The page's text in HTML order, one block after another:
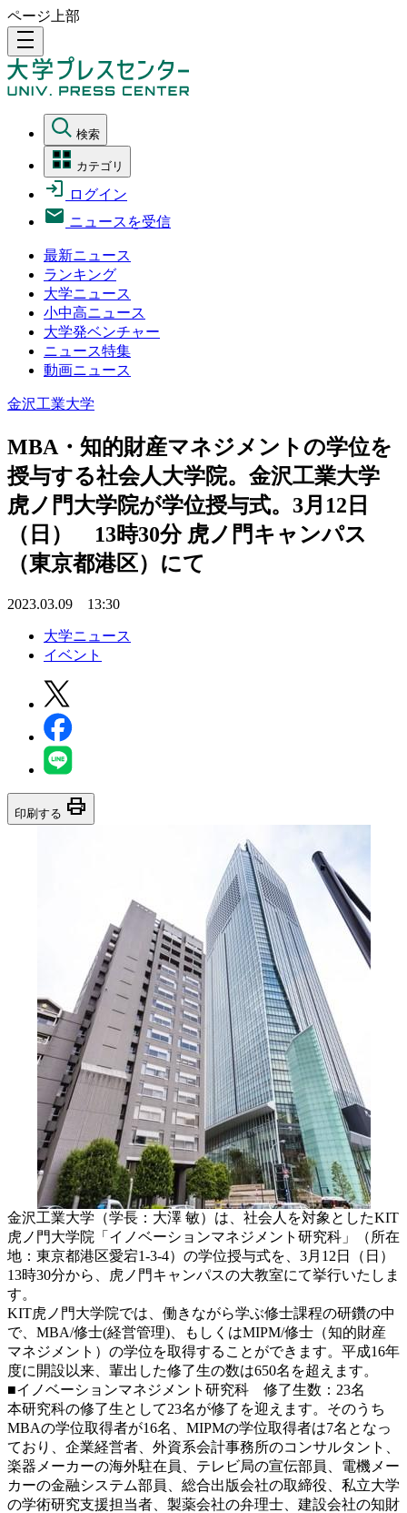
ページ上部
density_medium
検索
カテゴリ
ログイン
ニュースを受信
最新ニュース
ランキング
大学ニュース
小中高ニュース
大学発ベンチャー
ニュース特集
動画ニュース
金沢工業大学
MBA・知的財産マネジメントの学位を
授与する社会人大学院。金沢工業大学
虎ノ門大学院が学位授与式。3月12日
（日） 13時30分 虎ノ門キャンパス
（東京都港区）にて
2023.03.09 13:30
大学ニュース
イベント
印刷する print
金沢工業大学（学長：大澤 敏）は、社会人を対象としたKIT
虎ノ門大学院「イノベーションマネジメント研究科」（所在
地：東京都港区愛宕1-3-4）の学位授与式を、3月12日（日）
13時30分から、虎ノ門キャンパスの大教室にて挙行いたしま
す。
KIT虎ノ門大学院では、働きながら学ぶ修士課程の研鑽の中
で、MBA/修士(経営管理)、もしくはMIPM/修士（知的財産
マネジメント）の学位を取得することができます。平成16年
度に開設以来、輩出した修了生の数は650名を超えます。
■イノベーションマネジメント研究科 修了生数：23名
本研究科の修了生として23名が修了を迎えます。そのうち
MBAの学位取得者が16名、MIPMの学位取得者は7名となっ
ており、企業経営者、外資系会計事務所のコンサルタント、
楽器メーカーの海外駐在員、テレビ局の宣伝部員、電機メー
カーの金融システム部員、総合出版会社の取締役、私立大学
の学術研究支援担当者、製薬会社の弁理士、建設会社の知財